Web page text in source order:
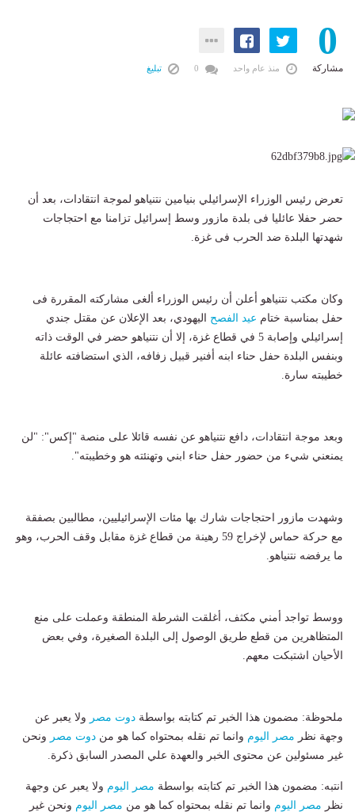
0
مشاركة منذ عام واحد تبليغ
تعرض رئيس الوزراء الإسرائيلي بنيامين نتنياهو لموجة انتقادات، بعد أن
حضر حفلا عائليا فى بلدة مازور وسط إسرائيل تزامنا مع احتجاجات
شهدتها البلدة ضد الحرب فى غزة.
وكان مكتب نتنياهو أعلن أن رئيس الوزراء ألغى مشاركته المقررة فى
حفل بمناسبة ختام عيد الفصح اليهودي، بعد الإعلان عن مقتل جندي
إسرائيلي وإصابة 5 في قطاع غزة، إلا أن نتنياهو حضر في الوقت ذاته
وبنفس البلدة حفل حناء ابنه أفنير قبيل زفافه، الذي استضافته عائلة
خطيبته سارة.
وبعد موجة انتقادات، دافع نتنياهو عن نفسه قائلا على منصة "إكس": "لن
يمنعني شيء من حضور حفل حناء ابني وتهنئته هو وخطيبته".
وشهدت مازور احتجاجات شارك بها مئات الإسرائيليين، مطالبين بصفقة
مع حركة حماس لإخراج 59 رهينة من قطاع غزة مقابل وقف الحرب، وهو
ما يرفضه نتنياهو.
ووسط تواجد أمني مكثف، أغلقت الشرطة المنطقة وعملت على منع
المتظاهرين من قطع طريق الوصول إلى البلدة الصغيرة، وفي بعض
الأحيان اشتبكت معهم.
ملحوظة: مضمون هذا الخبر تم كتابته بواسطة دوت مصر ولا يعبر عن
وجهة نظر مصر اليوم وانما تم نقله بمحتواه كما هو من دوت مصر ونحن
غير مسئولين عن محتوى الخبر والعهدة علي المصدر السابق ذكرة.
انتبه: مضمون هذا الخبر تم كتابته بواسطة مصر اليوم ولا يعبر عن وجهة
نظر مصر اليوم وانما تم نقله بمحتواه كما هو من مصر اليوم ونحن غير